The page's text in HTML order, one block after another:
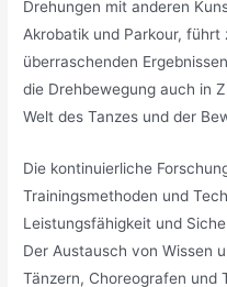
Drehungen mit anderen
Akrobatik und Parkour, führt
überraschenden
die Drehbewegung auch in
Welt des Tanzes und der
Die kontinuierliche
Trainingsmethoden und
Leistungsfähigkeit und
Der Austausch von Wissen
Tänzern, Choreografen und